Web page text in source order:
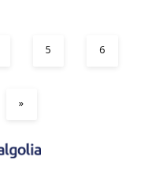
5 6
»